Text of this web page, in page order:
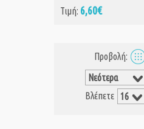
Τιμή: 6,60€
Προβολή:
Βλέπετε